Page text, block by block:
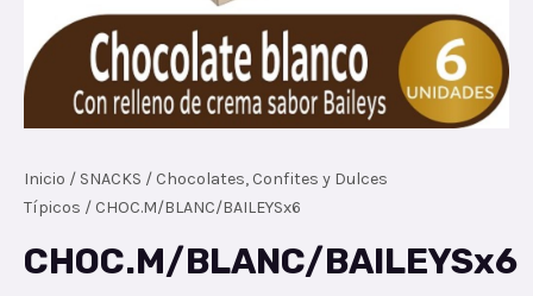
Inicio / SNACKS / Chocolates, Confites y Dulces
Típicos / CHOC.M/BLANC/BAILEYSx6
CHOC.M/BLANC/BAILEYSx6